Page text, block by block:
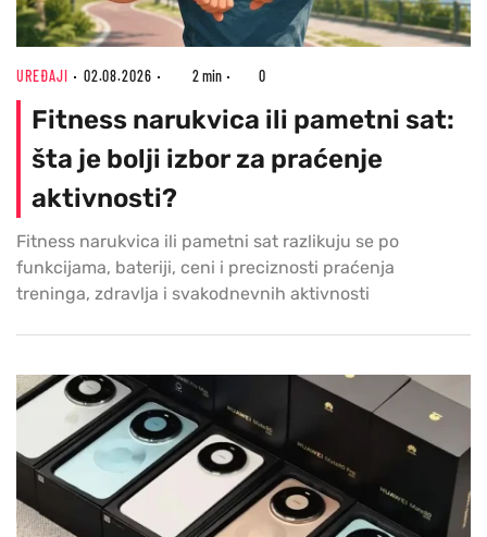
UREĐAJI 02.08.2026 2 min 0
Fitness narukvica ili pametni sat:
šta je bolji izbor za praćenje
aktivnosti?
Fitness narukvica ili pametni sat razlikuju se po
funkcijama, bateriji, ceni i preciznosti praćenja
treninga, zdravlja i svakodnevnih aktivnosti